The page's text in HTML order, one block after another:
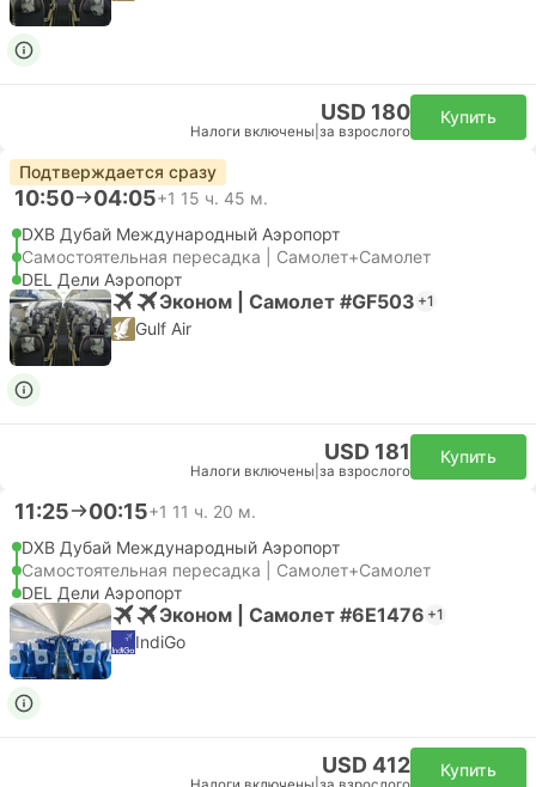
USD 180
Налоги включены за взрослого
Купить
Подтверждается сразу
10:50 04:05+1 15 ч. 45 м.
DXB Дубай Международный Аэропорт
Самостоятельная пересадка | Самолет+Самолет
DEL Дели Аэропорт
Эконом | Самолет #GF503 +1
Gulf Air
USD 181
Налоги включены за взрослого
Купить
11:25 00:15+1 11 ч. 20 м.
DXB Дубай Международный Аэропорт
Самостоятельная пересадка | Самолет+Самолет
DEL Дели Аэропорт
Эконом | Самолет #6E1476 +1
IndiGo
USD 412 Купить